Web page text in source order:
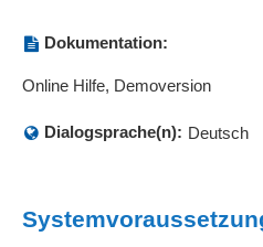
Dokumentation:
Online Hilfe, Demoversion
Dialogsprache(n): Deutsch